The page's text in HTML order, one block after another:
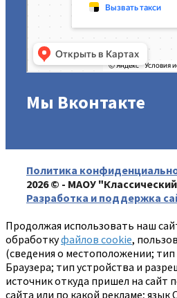
Мы Вконтакте
Политика
2026 © - МАОУ
Разработка и поддержка
Продолжая использовать наш
обработкуфайлов cookie,
(сведения о местоположении;
Браузера; тип устройства и
источник откуда пришел на сайт
сайта или по какой рекламе; язык